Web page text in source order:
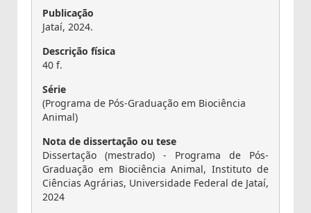
Publicação
Jataí, 2024.
Descrição física
40 f.
Série
(Programa de Pós-Graduação em Biociência
Animal)
Nota de dissertação ou tese
Dissertação (mestrado) - Programa de Pós-
Graduação em Biociência Animal, Instituto de
Ciências Agrárias, Universidade Federal de Jataí,
2024